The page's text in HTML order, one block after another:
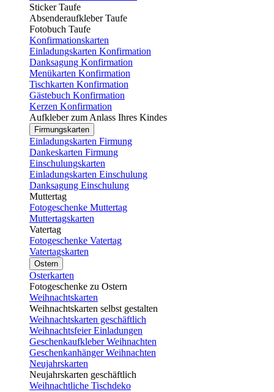
Sticker Taufe
Absenderaufkleber Taufe
Fotobuch Taufe
Konfirmationskarten
Einladungskarten Konfirmation
Danksagung Konfirmation
Menükarten Konfirmation
Tischkarten Konfirmation
Gästebuch Konfirmation
Kerzen Konfirmation
Aufkleber zum Anlass Ihres Kindes
Firmungskarten
Einladungskarten Firmung
Dankeskarten Firmung
Einschulungskarten
Einladungskarten Einschulung
Danksagung Einschulung
Muttertag
Fotogeschenke Muttertag
Muttertagskarten
Vatertag
Fotogeschenke Vatertag
Vatertagskarten
Ostern
Osterkarten
Fotogeschenke zu Ostern
Weihnachtskarten
Weihnachtskarten selbst gestalten
Weihnachtskarten geschäftlich
Weihnachtsfeier Einladungen
Geschenkaufkleber Weihnachten
Geschenkanhänger Weihnachten
Neujahrskarten
Neujahrskarten geschäftlich
Weihnachtliche Tischdeko